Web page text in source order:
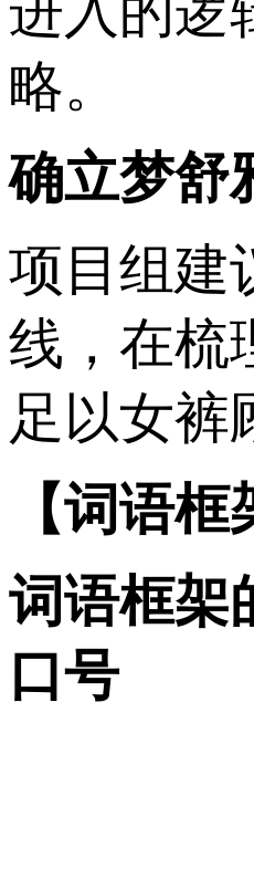
略。
确立梦舒
项目组建
线，在梳
足以女裤
【词语框
词语框架
口号